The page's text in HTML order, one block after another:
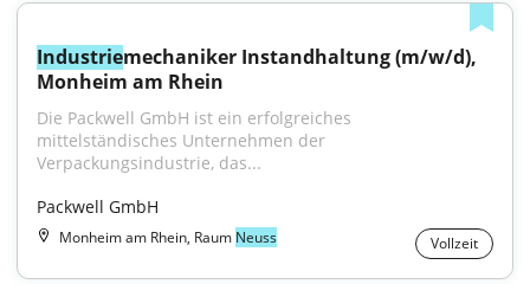
Industriemechaniker Instandhaltung (m/w/d),
Monheim am Rhein
Die Packwell GmbH ist ein erfolgreiches
mittelständisches Unternehmen der
Verpackungsindustrie, das...
Packwell GmbH
Monheim am Rhein, Raum Neuss Vollzeit